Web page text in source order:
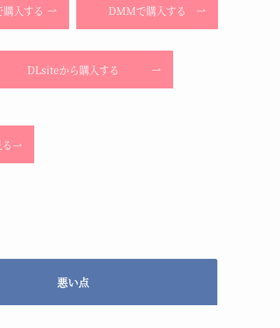
入する DMMで購入する
DLsiteから購入する
悪い点